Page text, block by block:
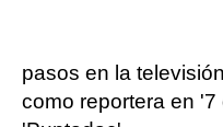
pasos en la
como reportera en